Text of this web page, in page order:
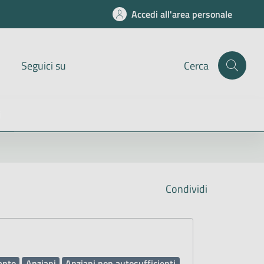
Accedi all'area personale
Seguici su Cerca
Condividi